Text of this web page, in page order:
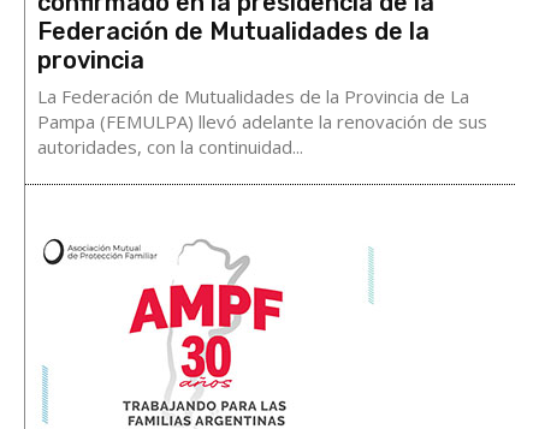
Federación de Mutualidades de la
provincia
La Federación de Mutualidades de la Provincia de La
Pampa (FEMULPA) llevó adelante la renovación de sus
autoridades, con la continuidad...